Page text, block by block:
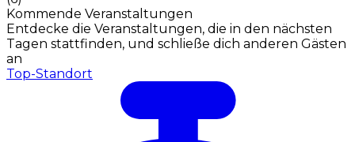
Kommende Veranstaltungen
Entdecke die Veranstaltungen, die in den nächsten
Tagen stattfinden, und schließe dich anderen Gästen
an
Top-Standort